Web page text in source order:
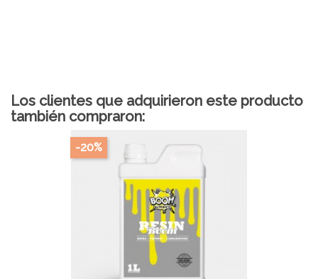
Los clientes que adquirieron este producto
también compraron:
-20%